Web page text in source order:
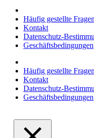
Häufig gestellte Fragen
Kontakt
Datenschutz-
Geschäftsbedingungen
Häufig gestellte Fragen
Kontakt
Datenschutz-
Geschäftsbedingungen